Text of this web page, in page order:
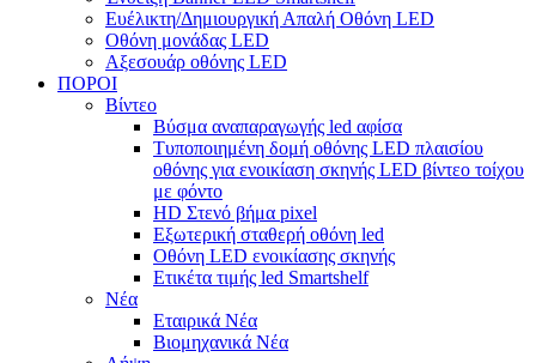
Ευέλικτη/Δημιουργική Απαλή Οθόνη LED
Οθόνη μονάδας LED
Αξεσουάρ οθόνης LED
ΠΟΡΟΙ
Βίντεο
Βύσμα αναπαραγωγής led αφίσα
Τυποποιημένη δομή οθόνης LED πλαισίου
οθόνης για ενοικίαση σκηνής LED βίντεο τοίχου
με φόντο
HD Στενό βήμα pixel
Εξωτερική σταθερή οθόνη led
Οθόνη LED ενοικίασης σκηνής
Ετικέτα τιμής led Smartshelf
Νέα
Εταιρικά Νέα
Βιομηχανικά Νέα